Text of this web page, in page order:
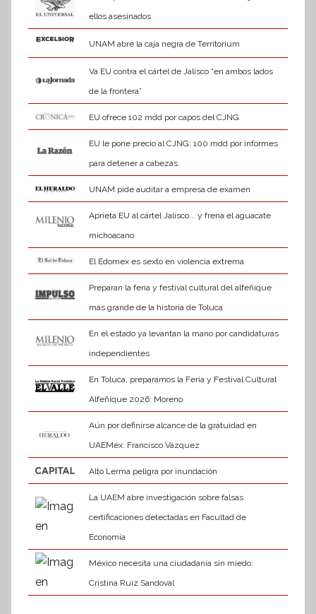
ellos asesinados
UNAM abre la caja negra de Territorium
Va EU contra el cártel de Jalisco “en ambos lados
de la frontera”
EU ofrece 102 mdd por capos del CJNG
EU le pone precio al CJNG: 100 mdd por informes
para detener a cabezas
UNAM pide auditar a empresa de examen
Aprieta EU al cártel Jalisco... y frena el aguacate
michoacano
El Edomex es sexto en violencia extrema
Preparan la feria y festival cultural del alfeñique
más grande de la historia de Toluca
En el estado ya levantan la mano por candidaturas
independientes
En Toluca, preparamos la Feria y Festival Cultural
Alfeñique 2026: Moreno
Aún por definirse alcance de la gratuidad en
UAEMéx: Francisco Vázquez
Alto Lerma peligra por inundación
La UAEM abre investigación sobre falsas
certificaciones detectadas en Facultad de
Economía
México necesita una ciudadanía sin miedo:
Cristina Ruiz Sandoval